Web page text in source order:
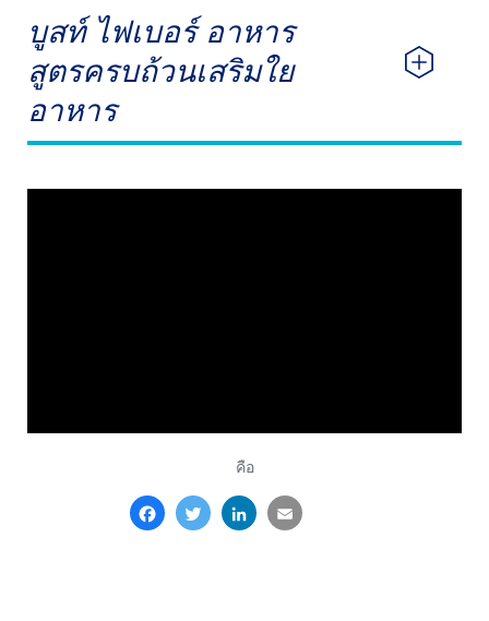
บูสท์ ไฟเบอร์ อาหาร
สูตรครบถ้วนเสริมใย
อาหาร
คือ
FacebookTwitterLinkedInEmail